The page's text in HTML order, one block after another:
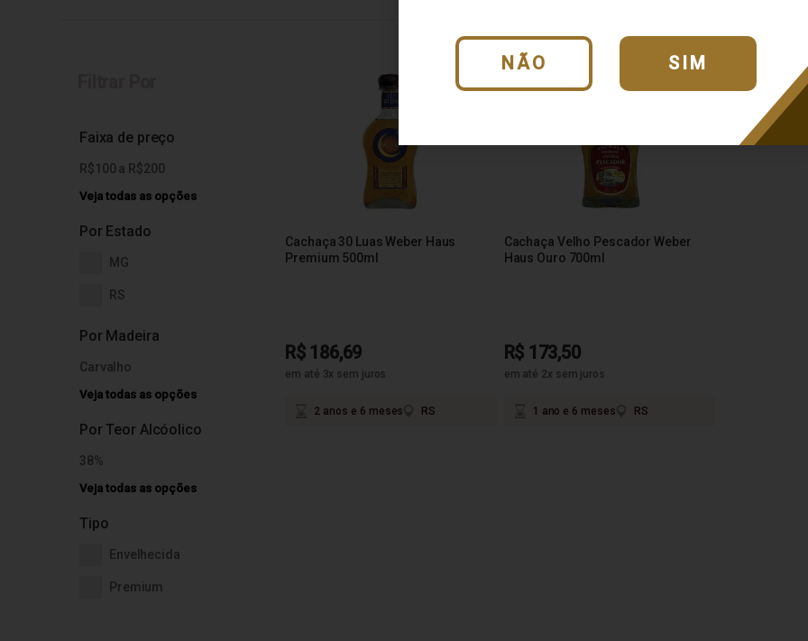
NÃO SIM
Por Estado
MG
RS
Por Madeira
Carvalho
Veja todas as opções
Por Teor Alcóolico
38%
Veja todas as opções
Tipo
Envelhecida
Premium
Faixa de preço
R$100 a R$200
Veja todas as opções
Cachaça 30 Luas Weber Haus
Premium 500ml
R$ 186,69
em até 3x sem juros
2 anos e 6 meses RS
Cachaça Velho Pescador Weber
Haus Ouro 700ml
R$ 173,50
em até 2x sem juros
1 ano e 6 meses RS